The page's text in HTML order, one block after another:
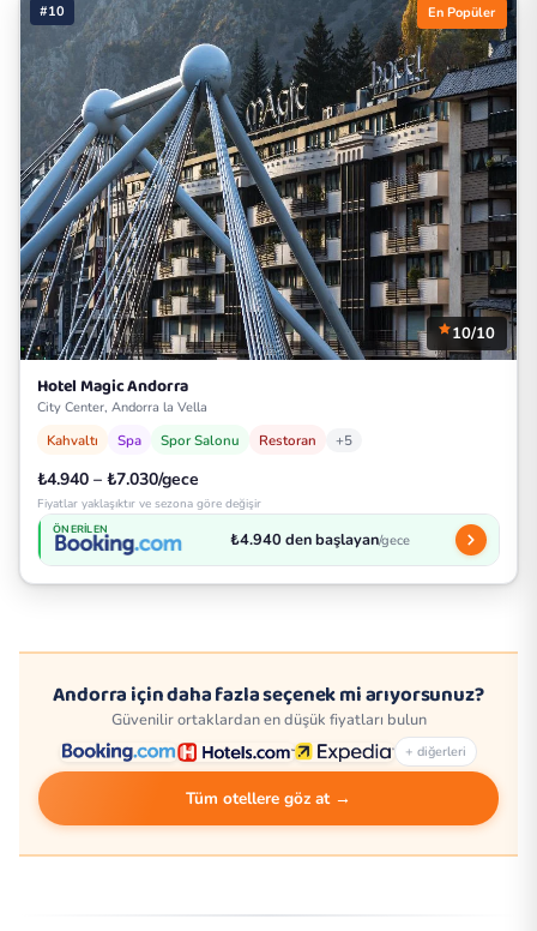
#10 En Popüler
10/10
Hotel Magic Andorra
City Center, Andorra la Vella
Kahvaltı Spa Spor Salonu Restoran +5
₺4.940 – ₺7.030/gece
Fiyatlar yaklaşıktır ve sezona göre değişir
ÖNERILEN ₺4.940 den başlayan/gece
Andorra için daha fazla seçenek mi arıyorsunuz?
Güvenilir ortaklardan en düşük fiyatları bulun
+ diğerleri
Tüm otellere göz at →